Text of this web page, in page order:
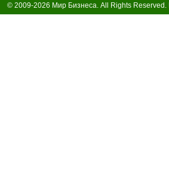
© 2009-2026 Мир Бизнеса. All Rights Reserved.